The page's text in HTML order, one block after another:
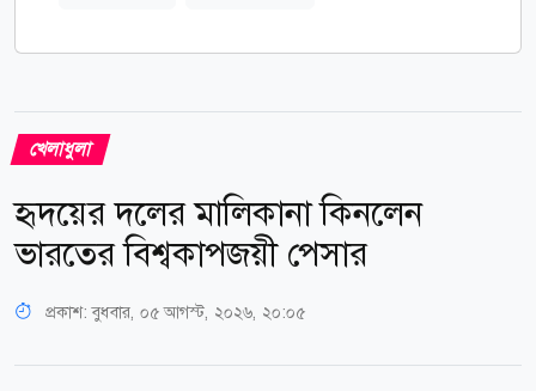
খেলাধুলা
হৃদয়ের দলের মালিকানা কিনলেন
ভারতের বিশ্বকাপজয়ী পেসার
প্রকাশ:বুধবার, ০৫ আগস্ট, ২০২৬, ২০:০৫